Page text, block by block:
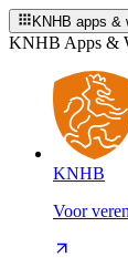
KNHB apps &
KNHB Apps &
KNHB
Voor